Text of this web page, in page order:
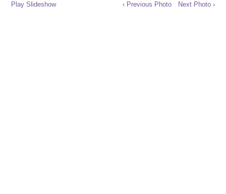
Play Slideshow ‹ Previous Photo Next Photo ›